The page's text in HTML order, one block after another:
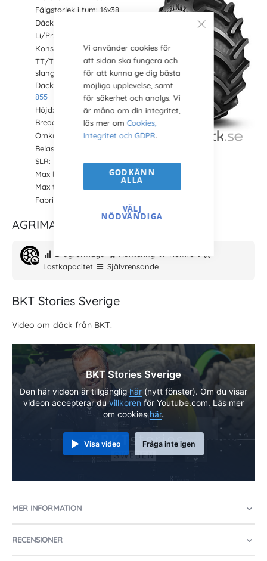
Vi använder cookies för
att sidan ska fungera och
för att kunna ge dig bästa
möjliga upplevelse, samt
för säkerhet och analys. Vi
är måna om din integritet,
läs mer om Cookies,
Integritet och GDPR.
GODKÄNN
ALLA
VÄLJ
NÖDVÄNDIGA
Fälgstorlek i tum: 16x38
Däckstorlek: 38 tum
Li/Pr: 149A8/B
Konstruktion: Radial
TT/TL: TL (TubeLess/utan
slang)
Däckmönster:AGRIMAX RT
855
Höjd: 1747 mm
Bredd: 475 mm
Omkrets: 5161 mm
Belastning: 2800 kg
SLR: 785 (Statiskt belastad radie)
Max hastighet: 50 km/h
Max tryck: 1.6 bar
Fabrikat: BKT
AGRIMAX RT 855 Prestanda
Lastkapacitet
Självrensande
BKT Stories Sverige
Video om däck från BKT.
BKT Stories Sverige
Den här videon är tillgänglighär (nytt fönster). Om du visar
videon accepterar duvillkoren för Youtube.com. Läs mer
om cookieshär.
Visa video Fråga inte igen
MER INFORMATION
RECENSIONER